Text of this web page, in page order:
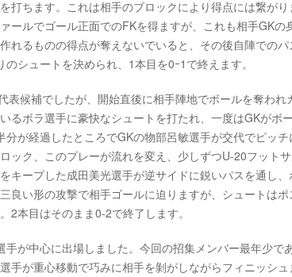
打ちます。これは相手のブロックにより得点には繋が
ールでゴール正面でのFKを得ますが、これも相手GKの
れるものの得点が奪えないでいると、その後自陣での
シュートを決められ、1本目を0ｰ1で終えます。
候補でしたが、開始直後に相手陣地でボールを奪われ
るボラ選手に豪快なシュートを打たれ、一度はGKがボ
が経過したところでGKの物部呂敏選手が交代でピッ
ック、このプレーが流れを変え、少しずつU-20フット
キープした成田美光選手が逆サイドに鋭いパスを通し
良い形の攻撃で相手ゴールに迫りますが、シュートは
2本目はそのまま0-2で終了します。
が中心に出場しました。今回の招集メンバー最年少で
手が重心移動で巧みに相手を剝がしながらフィニッシ